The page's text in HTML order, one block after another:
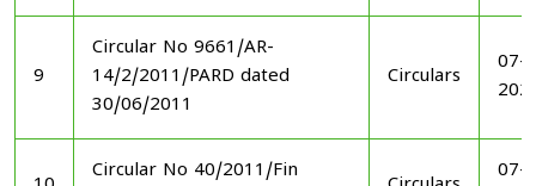
9
Circular No 9661/AR-
14/2/2011/PARD dated
30/06/2011
Circulars
07-
Circular No 40/2011/Fin
07-